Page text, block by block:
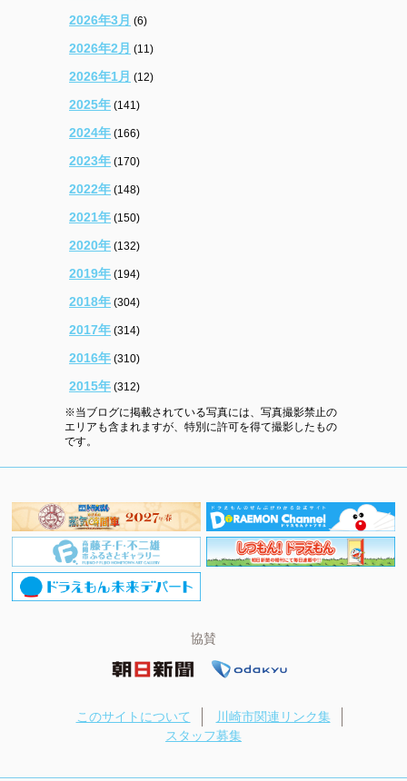
2026年3月 (6)
2026年2月 (11)
2026年1月 (12)
2025年 (141)
2024年 (166)
2023年 (170)
2022年 (148)
2021年 (150)
2020年 (132)
2019年 (194)
2018年 (304)
2017年 (314)
2016年 (310)
2015年 (312)
※当ブログに掲載されている写真には、写真撮影禁止の
エリアも含まれますが、特別に許可を得て撮影したもの
です。
協賛
このサイトについて
川崎市関連リンク集
スタッフ募集